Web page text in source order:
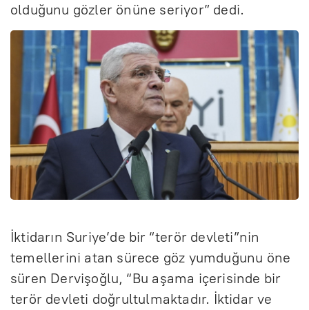
olduğunu gözler önüne seriyor” dedi.
İktidarın Suriye’de bir “terör devleti”nin
temellerini atan sürece göz yumduğunu öne
süren Dervişoğlu, “Bu aşama içerisinde bir
terör devleti doğrultulmaktadır. İktidar ve